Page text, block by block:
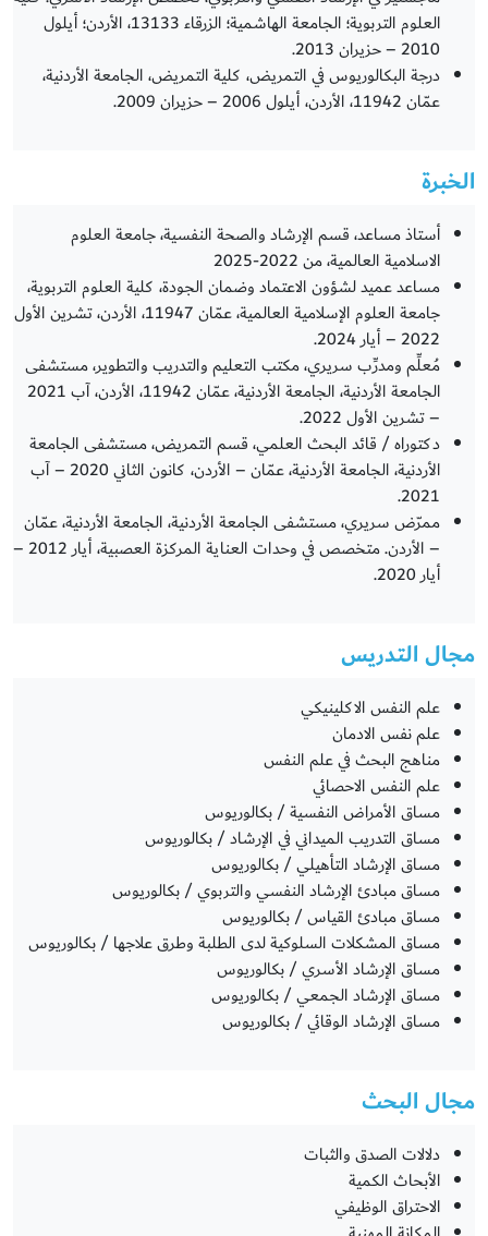
العلوم التربوية؛ الجامعة الهاشمية؛ الزرقاء 13133، الأردن؛ أيلول
2010 – حزيران 2013.
درجة البكالوريوس في التمريض، كلية التمريض، الجامعة الأردنية،
عمّان 11942، الأردن، أيلول 2006 – حزيران 2009.
الخبرة
أستاذ مساعد، قسم الإرشاد والصحة النفسية، جامعة العلوم
الاسلامية العالمية، من 2022-2025
مساعد عميد لشؤون الاعتماد وضمان الجودة، كلية العلوم التربوية،
جامعة العلوم الإسلامية العالمية، عمّان 11947، الأردن، تشرين الأول
2022 – أيار 2024.
مُعلِّم ومدرِّب سريري، مكتب التعليم والتدريب والتطوير، مستشفى
الجامعة الأردنية، الجامعة الأردنية، عمّان 11942، الأردن، آب 2021
– تشرين الأول 2022.
دكتوراه / قائد البحث العلمي، قسم التمريض، مستشفى الجامعة
الأردنية، الجامعة الأردنية، عمّان – الأردن، كانون الثاني 2020 – آب
2021.
ممرّض سريري، مستشفى الجامعة الأردنية، الجامعة الأردنية، عمّان
– الأردن. متخصص في وحدات العناية المركزة العصبية، أيار 2012 –
أيار 2020.
مجال التدريس
علم النفس الاكلينيكي
علم نفس الادمان
مناهج البحث في علم النفس
علم النفس الاحصائي
مساق الأمراض النفسية / بكالوريوس
مساق التدريب الميداني في الإرشاد / بكالوريوس
مساق الإرشاد التأهيلي / بكالوريوس
مساق مبادئ الإرشاد النفسي والتربوي / بكالوريوس
مساق مبادئ القياس / بكالوريوس
مساق المشكلات السلوكية لدى الطلبة وطرق علاجها / بكالوريوس
مساق الإرشاد الأسري / بكالوريوس
مساق الإرشاد الجمعي / بكالوريوس
مساق الإرشاد الوقائي / بكالوريوس
مجال البحث
دلالات الصدق والثبات
الأبحاث الكمية
الاحتراق الوظيفي